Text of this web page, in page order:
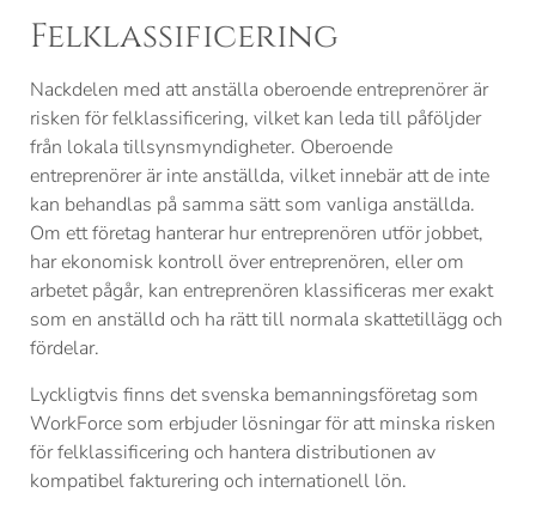
Felklassificering
Nackdelen med att anställa oberoende entreprenörer är
risken för felklassificering, vilket kan leda till påföljder
från lokala tillsynsmyndigheter. Oberoende
entreprenörer är inte anställda, vilket innebär att de inte
kan behandlas på samma sätt som vanliga anställda.
Om ett företag hanterar hur entreprenören utför jobbet,
har ekonomisk kontroll över entreprenören, eller om
arbetet pågår, kan entreprenören klassificeras mer exakt
som en anställd och ha rätt till normala skattetillägg och
fördelar.
Lyckligtvis finns det svenska bemanningsföretag som
WorkForce som erbjuder lösningar för att minska risken
för felklassificering och hantera distributionen av
kompatibel fakturering och internationell lön.